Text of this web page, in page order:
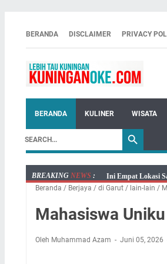
BERANDA DISCLAIMER PRIVACY
BERANDA KULINER WISATA
BREAKING NEWS :
Ini Empat Lokasi
Jumat 7 Agustus
Embun Pagi
Tetap Berjalan
Salat Lima Waktu
Beranda / Berjaya / di Garut / lain-lain /
Mahasiswa
Oleh Muhammad Azam Juni 05, 2026